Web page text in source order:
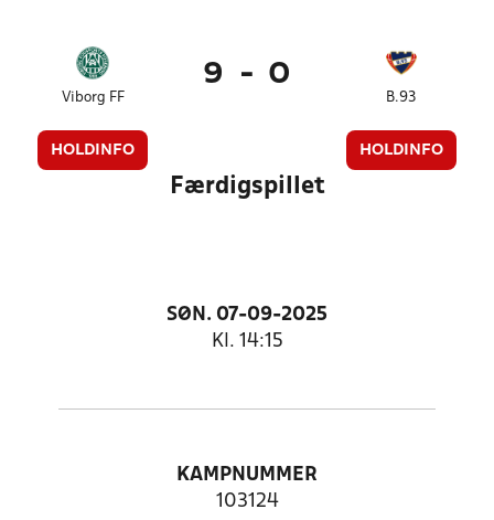
Viborg FF
HOLDINFO
9 - 0
B.93
HOLDINFO
Færdigspillet
SØN. 07-09-2025
Kl. 14:15
KAMPNUMMER
103124